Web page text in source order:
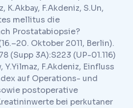
K.Akbay, F.Akdeniz, S.Un,
mellitus die
Prostatabiopsie?
Oktober 2011, Berlin).
(Supp 3A):S223 (UP-01.116)
Y.Yilmaz, F.Akdeniz, Einfluss
auf Operations- und
postoperative
bei perkutaner